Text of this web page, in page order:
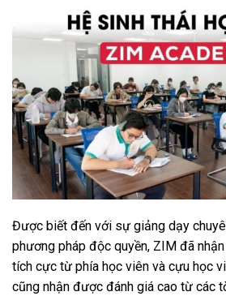
Được biết đến với sự giảng dạy
phương pháp độc quyền, ZIM đã
tích cực từ phía học viên và cựu học
cũng nhận được đánh giá cao từ các